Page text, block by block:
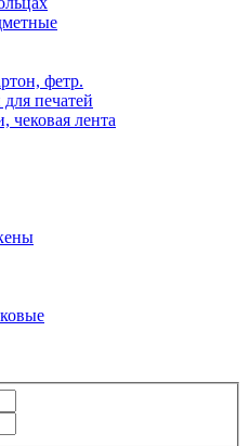
фетр.
печатей
чековая лента